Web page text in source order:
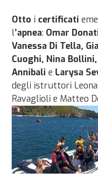
Otto i certificati
l’apnea: Omar
Vanessa Di Tella,
Cuoghi, Nina
Annibali e Larysa
degli istruttori
Ravaglioli e Matteo